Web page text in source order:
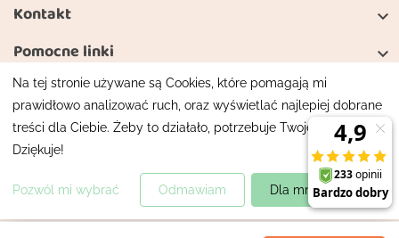
Kontakt 
Pomocne linki 
Moje konto
Wszelkie prawa zastrzeżone
Mapa strony
Projekt i wykonanie XIRshop.pl
Na tej stronie używane są Cookies, które pomagają mi
prawidłowo analizować ruch, oraz wyświetlać najlepiej dobrane
treści dla Ciebie. Żeby to działało, potrzebuje Twojej zgody.
Dziękuje!
Pozwól mi wybrać Odmawiam Dla mnie super!